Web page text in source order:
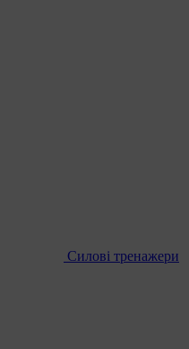
Силові тренажери